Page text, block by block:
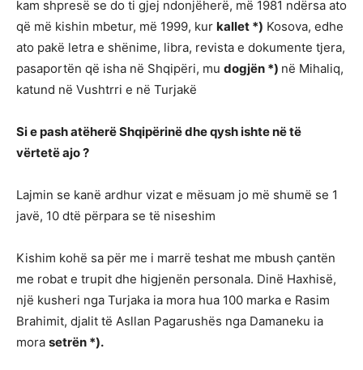
kam shpresë se do ti gjej ndonjëherë, më 1981 ndërsa ato
që më kishin mbetur, më 1999, kur kallet *) Kosova, edhe
ato pakë letra e shënime, libra, revista e dokumente tjera,
pasaportën që isha në Shqipëri, mu dogjën *) në Mihaliq,
katund në Vushtrri e në Turjakë
Si e pash atëherë Shqipërinë dhe qysh ishte në të
vërtetë ajo ?
Lajmin se kanë ardhur vizat e mësuam jo më shumë se 1
javë, 10 dtë përpara se të niseshim
Kishim kohë sa për me i marrë teshat me mbush çantën
me robat e trupit dhe higjenën personala. Dinë Haxhisë,
një kusheri nga Turjaka ia mora hua 100 marka e Rasim
Brahimit, djalit të Asllan Pagarushës nga Damaneku ia
mora setrën *).